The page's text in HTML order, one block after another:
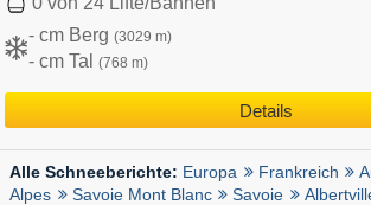
- cm Berg (3029 m)
- cm Tal (768 m)
Details
Alle Schneeberichte: Europa Frankreich
Alpes
Savoie Mont Blanc Savoie